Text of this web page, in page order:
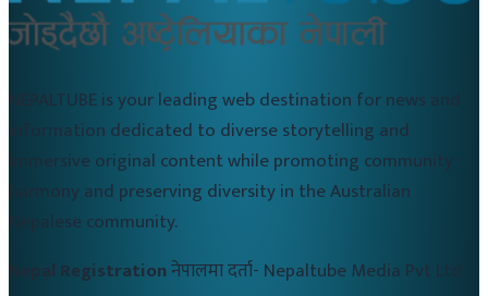
NEPALTUBE is your leading web destination for news and
information dedicated to diverse storytelling and
immersive original content while promoting community
harmony and preserving diversity in the Australian
Nepalese community.
Nepal Registrationनेपालमा दर्ता- Nepaltube Media Pvt Ltd